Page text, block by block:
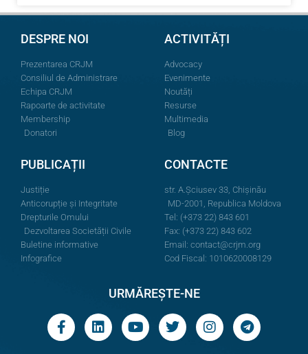
DESPRE NOI
Prezentarea CRJM
Consiliul de Administrare
Echipa CRJM
Rapoarte de activitate
Membership
Donatori
ACTIVITĂȚI
Advocacy
Evenimente
Noutăți
Resurse
Multimedia
Blog
PUBLICAȚII
Justiție
Anticorupție și Integritate
Drepturile Omului
Dezvoltarea Societății Civile
Buletine informative
Infografice
CONTACTE
str. A.Şciusev 33, Chișinău
MD-2001, Republica Moldova
Tel: (+373 22) 843 601
Fax: (+373 22) 843 602
Email: contact@crjm.org
Cod Fiscal: 1010620008129
URMĂREȘTE-NE